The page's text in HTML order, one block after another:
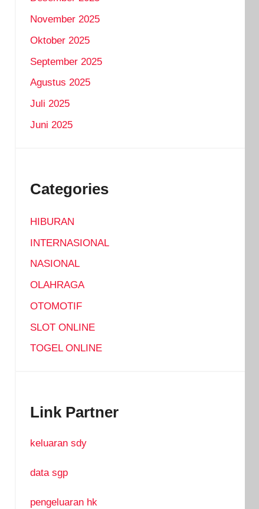
November 2025
Oktober 2025
September 2025
Agustus 2025
Juli 2025
Juni 2025
Categories
HIBURAN
INTERNASIONAL
NASIONAL
OLAHRAGA
OTOMOTIF
SLOT ONLINE
TOGEL ONLINE
Link Partner
keluaran sdy
data sgp
pengeluaran hk